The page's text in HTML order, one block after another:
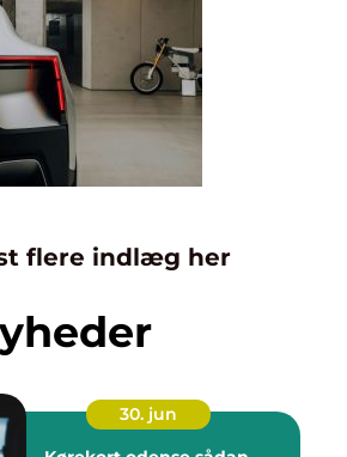
flere indlæg her
30. jun